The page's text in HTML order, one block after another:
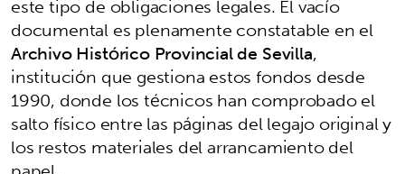
documental es plenamente constatable en el
Archivo Histórico Provincial de Sevilla,
institución que gestiona estos fondos desde
1990, donde los técnicos han comprobado el
salto físico entre las páginas del legajo original y
los restos materiales del arrancamiento del